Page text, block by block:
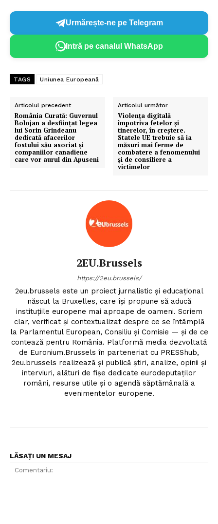
Un proiect
FREEDOM HOUSE ROMÂNIA
Proiecte editoriale
Urmărește-ne pe Telegram
Intră pe canalul WhatsApp
TAGS Uniunea Europeană
Articolul precedent
România Curată: Guvernul
Bolojan a desființat legea
lui Sorin Grindeanu
dedicată afacerilor
fostului său asociat și
companiilor canadiene
care vor aurul din Apuseni
Articolul următor
Violența digitală
împotriva fetelor și
tinerelor, în creștere.
Statele UE trebuie să ia
măsuri mai ferme de
combatere a fenomenului
și de consiliere a
victimelor
2EU.Brussels
https://2eu.brussels/
2eu.brussels este un proiect jurnalistic și educațional
născut la Bruxelles, care își propune să aducă
instituțiile europene mai aproape de oameni. Scriem
clar, verificat și contextualizat despre ce se întâmplă
la Parlamentul European, Consiliu și Comisie — și de ce
contează pentru România. Platformă media dezvoltată
de Euronium.Brussels în parteneriat cu PRESShub,
2eu.brussels realizează și publică știri, analize, opinii și
interviuri, alături de fișe dedicate eurodeputaților
români, resurse utile și o agendă săptămânală a
evenimentelor europene.
LĂSAȚI UN MESAJ